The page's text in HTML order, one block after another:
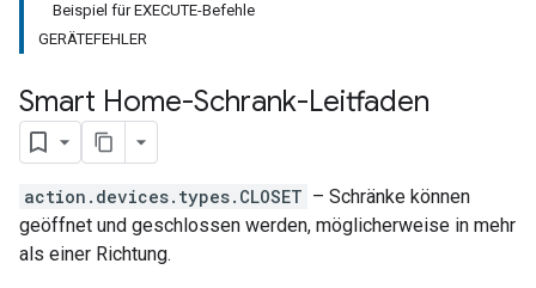
Beispiel für EXECUTE-Befehle
GERÄTEFEHLER
Smart Home-Schrank-Leitfaden
action.devices.types.CLOSET – Schränke können
geöffnet und geschlossen werden, möglicherweise in mehr
als einer Richtung.